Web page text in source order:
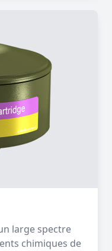
large spectre
chimiques de